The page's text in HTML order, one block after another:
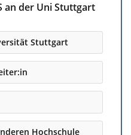
an der Uni Stuttgart
Stuttgart
Hochschule